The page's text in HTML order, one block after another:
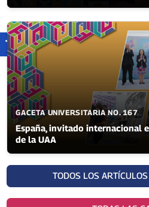
GACETA UNIVERSITARIA NO. 167
España, invitado internacional
de la UAA
TODOS LOS ARTÍCULOS